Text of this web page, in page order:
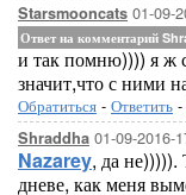
Starsmooncats 01-09-
Ответ на комментарий
и так помню)))) я ж
значит,что с ними
Обратиться - Ответить -
Shraddha 01-09-2016-
Nazarey, да не))))).
дневе, как меня